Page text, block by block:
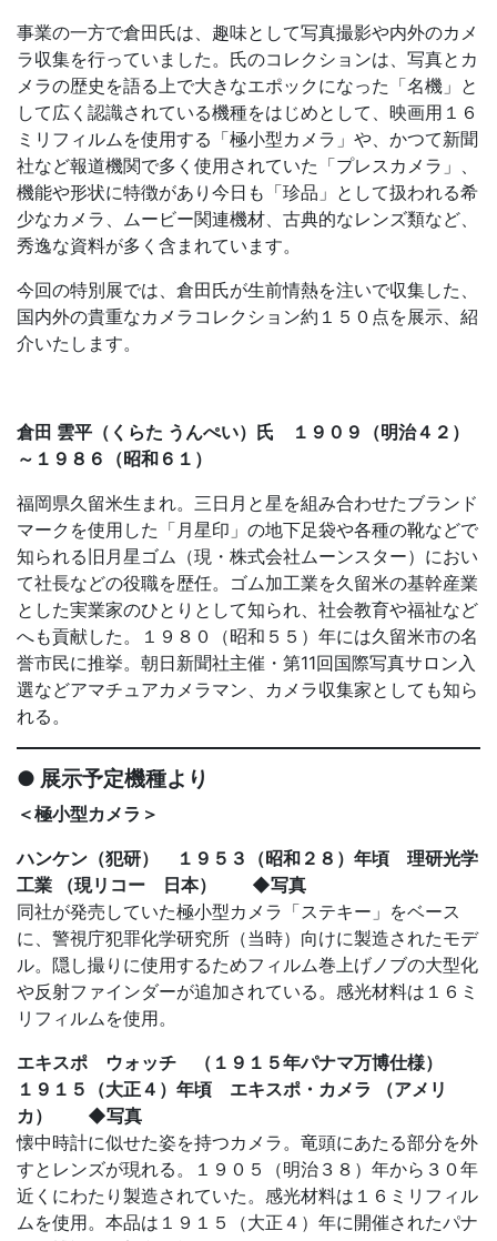
事業の一方で倉田氏は、趣味として写真撮影や内外のカメ
ラ収集を行っていました。氏のコレクションは、写真とカ
メラの歴史を語る上で大きなエポックになった「名機」と
して広く認識されている機種をはじめとして、映画用１６
ミリフィルムを使用する「極小型カメラ」や、かつて新聞
社など報道機関で多く使用されていた「プレスカメラ」、
機能や形状に特徴があり今日も「珍品」として扱われる希
少なカメラ、ムービー関連機材、古典的なレンズ類など、
秀逸な資料が多く含まれています。
今回の特別展では、倉田氏が生前情熱を注いで収集した、
国内外の貴重なカメラコレクション約１５０点を展示、紹
介いたします。
倉田 雲平（くらた うんぺい）氏 １９０９（明治４２）
～１９８６（昭和６１）
福岡県久留米生まれ。三日月と星を組み合わせたブランド
マークを使用した「月星印」の地下足袋や各種の靴などで
知られる旧月星ゴム（現・株式会社ムーンスター）におい
て社長などの役職を歴任。ゴム加工業を久留米の基幹産業
とした実業家のひとりとして知られ、社会教育や福祉など
へも貢献した。１９８０（昭和５５）年には久留米市の名
誉市民に推挙。朝日新聞社主催・第11回国際写真サロン入
選などアマチュアカメラマン、カメラ収集家としても知ら
れる。
● 展示予定機種より
＜極小型カメラ＞
ハンケン（犯研） １９５３（昭和２８）年頃 理研光学
工業 （現リコー 日本） ◆写真
同社が発売していた極小型カメラ「ステキー」をベース
に、警視庁犯罪化学研究所（当時）向けに製造されたモデ
ル。隠し撮りに使用するためフィルム巻上げノブの大型化
や反射ファインダーが追加されている。感光材料は１６ミ
リフィルムを使用。
エキスポ ウォッチ （１９１５年パナマ万博仕様）
１９１５（大正４）年頃 エキスポ・カメラ （アメリ
カ） ◆写真
懐中時計に似せた姿を持つカメラ。竜頭にあたる部分を外
すとレンズが現れる。１９０５（明治３８）年から３０年
近くにわたり製造されていた。感光材料は１６ミリフィル
ムを使用。本品は１９１５（大正４）年に開催されたパナ